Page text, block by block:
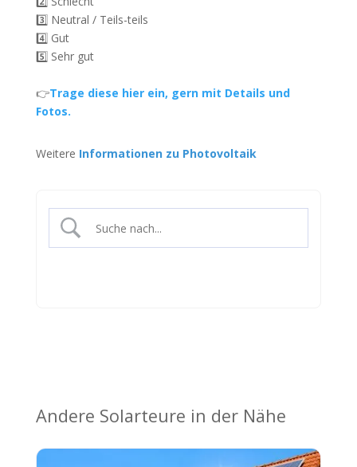
3️⃣ Neutral / Teils-teils
4️⃣ Gut
5️⃣ Sehr gut
👉Trage diese hier ein, gern mit Details und
Fotos.
Weitere Informationen zu Photovoltaik
Andere Solarteure in der Nähe